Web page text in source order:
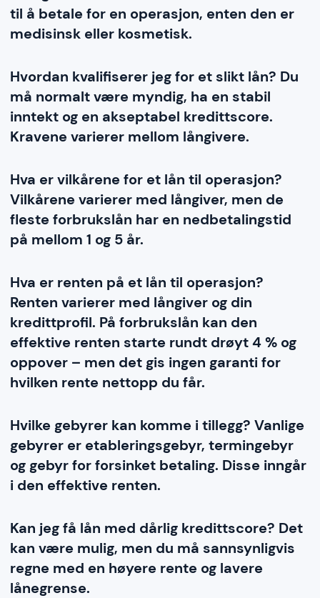
til å betale for en operasjon, enten den er
medisinsk eller kosmetisk.
Hvordan kvalifiserer jeg for et slikt lån? Du
må normalt være myndig, ha en stabil
inntekt og en akseptabel kredittscore.
Kravene varierer mellom långivere.
Hva er vilkårene for et lån til operasjon?
Vilkårene varierer med långiver, men de
fleste forbrukslån har en nedbetalingstid
på mellom 1 og 5 år.
Hva er renten på et lån til operasjon?
Renten varierer med långiver og din
kredittprofil. På forbrukslån kan den
effektive renten starte rundt drøyt 4 % og
oppover – men det gis ingen garanti for
hvilken rente nettopp du får.
Hvilke gebyrer kan komme i tillegg? Vanlige
gebyrer er etableringsgebyr, termingebyr
og gebyr for forsinket betaling. Disse inngår
i den effektive renten.
Kan jeg få lån med dårlig kredittscore? Det
kan være mulig, men du må sannsynligvis
regne med en høyere rente og lavere
lånegrense.